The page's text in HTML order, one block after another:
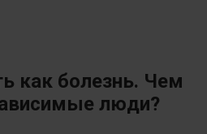
как болезнь. Чем
люди?